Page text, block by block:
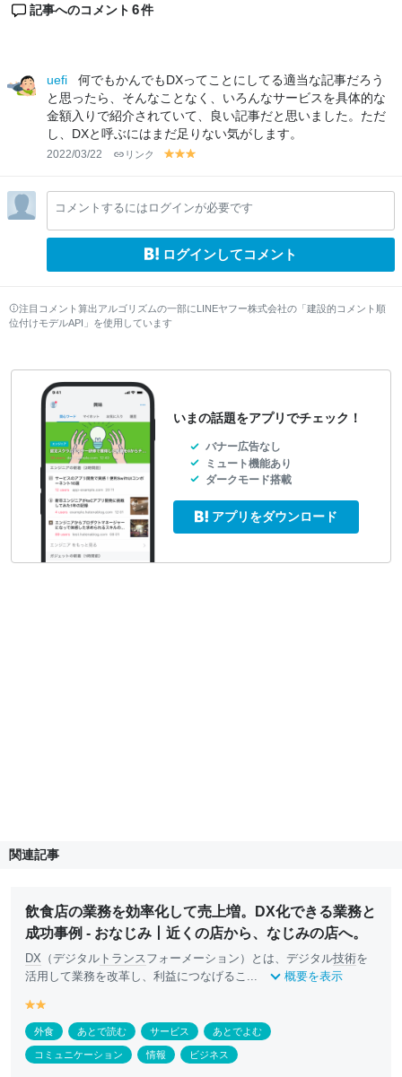
記事へのコメント 6件
uefi
何でもかんでもDXってことにしてる適当な記事だろう
と思ったら、そんなことなく、いろんなサービスを具体的な
金額入りで紹介されていて、良い記事だと思いました。ただ
し、DXと呼ぶにはまだ足りない気がします。
2022/03/22 リンク
y
lo
w
y
lo
w
lo
w
コメントするにはログインが必要です
ログインしてコメント
注目コメント算出アルゴリズムの一部にLINEヤフー株式会社の「建設的コメント順
位付けモデルAPI」を使用しています
いまの話題をアプリでチェック！
バナー広告なし
ミュート機能あり
ダークモード搭載
アプリをダウンロード
関連記事
飲食店の業務を効率化して売上増。DX化できる業務と
成功事例 - おなじみ丨近くの店から、なじみの店へ。
DX （デジタル トランスフォーメーション）とは、デジタル技術を
活用して業務を改革し、利益につなげるこ...
概要を表示
y
e
ll
o
e
ll
o
外食 あとで読む サービス あとでよむ
コミュニケーション 情報 ビジネス